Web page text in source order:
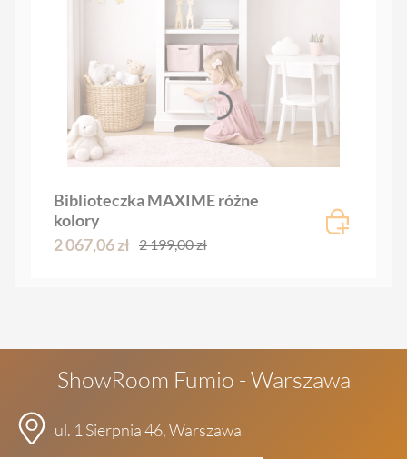
Biblioteczka MAXIME różne
kolory
2 067,06 zł 2 199,00 zł
ShowRoom Fumio - Warszawa
ul. 1 Sierpnia 46, Warszawa